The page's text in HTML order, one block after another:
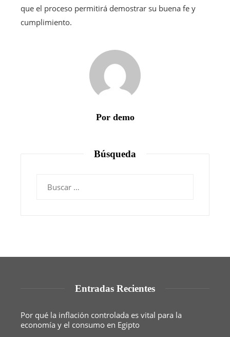
que el proceso permitirá demostrar su buena fe y
cumplimiento.
Por demo
Búsqueda
Entradas Recientes
Por qué la inflación controlada es vital para la
economía y el consumo en Egipto